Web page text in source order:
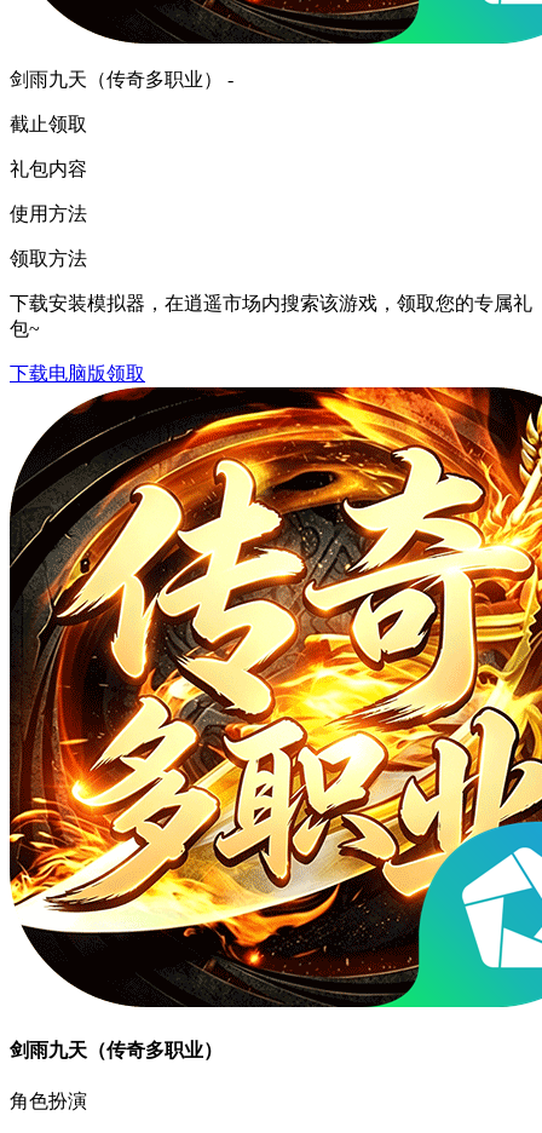
剑雨九天（传奇多职业） -
截止领取
礼包内容
使用方法
领取方法
下载安装模拟器，在逍遥市场内搜索该游戏，领取您的专属礼
包~
下载电脑版领取
剑雨九天（传奇多职业）
角色扮演